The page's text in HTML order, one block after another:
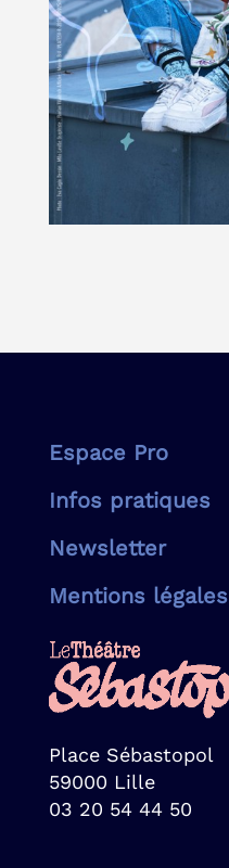
Espace Pro
Infos pratiques
Newsletter
Mentions légales
Place Sébastopol
59000 Lille
03 20 54 44 50